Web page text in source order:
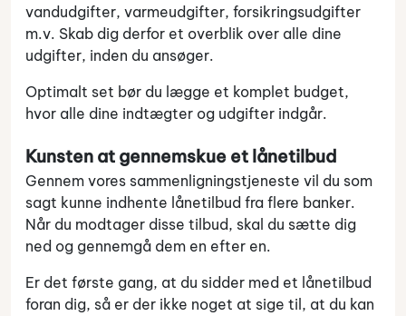
vandudgifter, varmeudgifter, forsikringsudgifter
m.v. Skab dig derfor et overblik over alle dine
udgifter, inden du ansøger.
Optimalt set bør du lægge et komplet budget,
hvor alle dine indtægter og udgifter indgår.
Kunsten at gennemskue et lånetilbud
Gennem vores sammenligningstjeneste vil du som
sagt kunne indhente lånetilbud fra flere banker.
Når du modtager disse tilbud, skal du sætte dig
ned og gennemgå dem en efter en.
Er det første gang, at du sidder med et lånetilbud
foran dig, så er der ikke noget at sige til, at du kan